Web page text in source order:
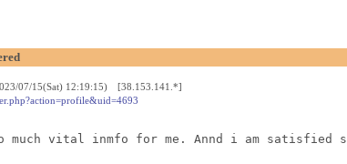
07/15(Sat) 12:19:15) [38.153.141.*]
vital inmfo for me. Annd i am satisfied